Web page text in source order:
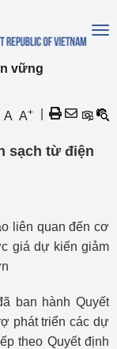
vững
A A+
sạch từ điện
liên quan đến cơ
giá dự kiến giảm
ban hành Quyết
phát triển các dự
theo Quyết định